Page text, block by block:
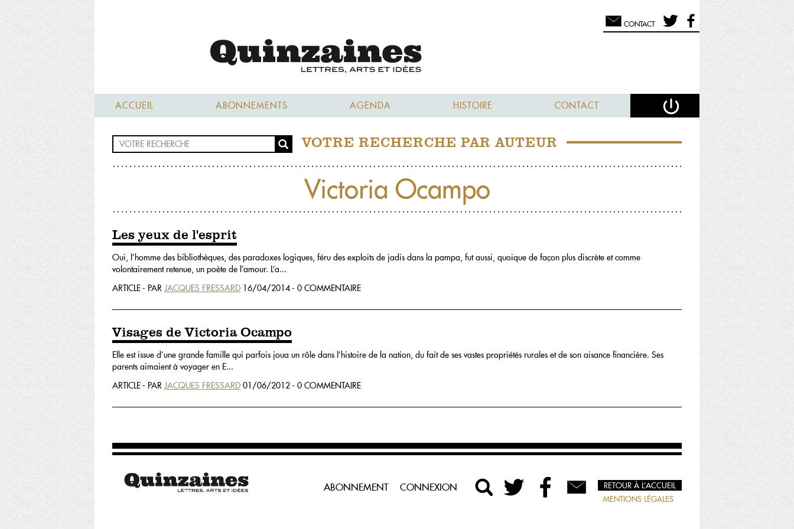
CONTACT
ACCUEIL ABONNEMENTS AGENDA HISTOIRE CONTACT
VOTRE RECHERCHE PAR AUTEUR
Victoria Ocampo
Les yeux de l'esprit
Oui, l’homme des bibliothèques, des paradoxes logiques, féru des exploits de jadis dans la pampa, fut aussi, quoique de façon plus discrète et comme
volontairement retenue, un poète de l’amour. L’a...
ARTICLE - PAR JACQUES FRESSARD 16/04/2014 - 0 COMMENTAIRE
Visages de Victoria Ocampo
Elle est issue d’une grande famille qui parfois joua un rôle dans l’histoire de la nation, du fait de ses vastes propriétés rurales et de son aisance financière. Ses
parents aimaient à voyager en E...
ARTICLE - PAR JACQUES FRESSARD 01/06/2012 - 0 COMMENTAIRE
ABONNEMENT CONNEXION
RETOUR À L’ACCUEIL
MENTIONS LÉGALES